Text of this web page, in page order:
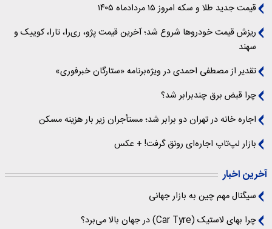
قیمت جدید طلا و سکه امروز ۱۵ مردادماه ۱۴۰۵
ریزش قیمت خودروها شروع شد؛ آخرین قیمت پژو، ری‌را، تارا، کوییک و
سهند
تقدیر از مصطفی احمدی در ویژه‌برنامه «ستارگان خبرفوری»
چرا قبض برق چندبرابر شد؟
اجاره خانه در تهران دو برابر شد؛ مستأجران زیر بار هزینه مسکن
بازار لپ‌تاپ اجاره‌ای رونق گرفت! + عکس
آخرین اخبار
سیگنال‌ مهم چین به بازار جهانی
چرا بهای لاستیک (Car Tyre) در جهان بالا می‌برد؟